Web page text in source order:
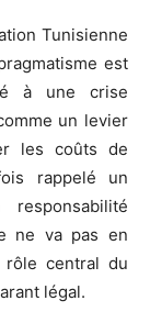
Tunisienne
est
à une crise
un levier
les coûts de
rappelé un
ne va pas en
central du
légal.